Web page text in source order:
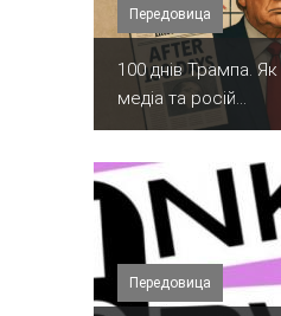
Передовица
100 днів Трампа. Як
медіа та росій...
Передовица